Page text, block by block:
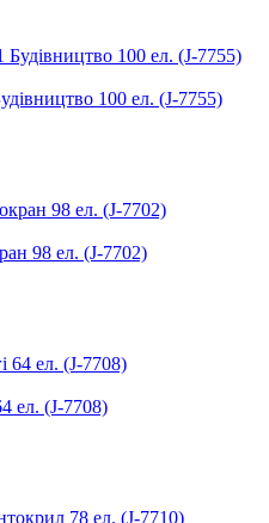
100 ел. (J-7755)
98 ел. (J-7702)
ел. (J-7708)